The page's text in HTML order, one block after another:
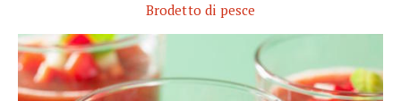
Brodetto di pesce